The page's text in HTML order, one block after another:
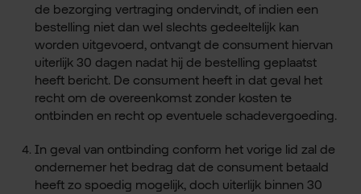
de bezorging vertraging ondervindt, of indien een
bestelling niet dan wel slechts gedeeltelijk kan
worden uitgevoerd, ontvangt de consument hiervan
uiterlijk 30 dagen nadat hij de bestelling geplaatst
heeft bericht. De consument heeft in dat geval het
recht om de overeenkomst zonder kosten te
ontbinden en recht op eventuele schadevergoeding.
In geval van ontbinding conform het vorige lid zal de
ondernemer het bedrag dat de consument betaald
heeft zo spoedig mogelijk, doch uiterlijk binnen 30